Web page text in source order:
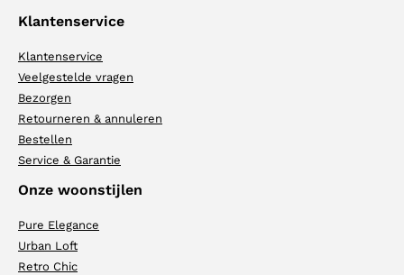
Klantenservice
Klantenservice
Veelgestelde vragen
Bezorgen
Retourneren & annuleren
Bestellen
Service & Garantie
Onze woonstijlen
Pure Elegance
Urban Loft
Retro Chic